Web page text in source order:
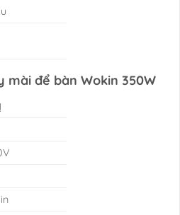
mài để bàn Wokin 350W